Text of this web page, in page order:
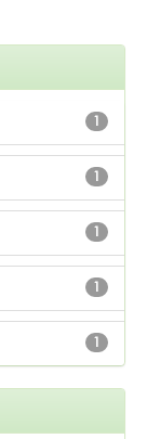
1
1
1
1
1